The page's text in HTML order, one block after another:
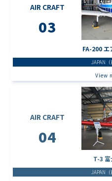
AIR CRAFT
03
FA-200 エ
JAPAN（
View
AIR CRAFT
04
T-3 富
JAPAN（